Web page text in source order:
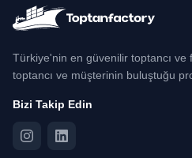
Türkiye'nin en güvenilir toptancı
toptancı ve müşterinin buluştuğu
Bizi Takip Edin